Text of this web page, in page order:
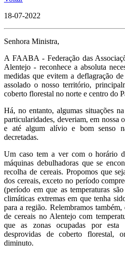
18-07-2022
Senhora Ministra,
A FAABA - Federação das
Alentejo - reconhece a absoluta
medidas que evitem a deflagração
assolado o nosso território,
coberto florestal no norte e centro do
Há, no entanto, algumas situações
particularidades, deveriam, em nossa
e até algum alívio e bom senso
decretadas.
Um caso tem a ver com o horário
máquinas debulhadoras que se
recolha de cereais. Propomos que
dos cereais, exceto no período
(período em que as temperaturas
climáticas extremas em que tenha
para a região. Relembramos
de cereais no Alentejo com
que as zonas ocupadas por esta
desprovidas de coberto florestal,
diminuto.